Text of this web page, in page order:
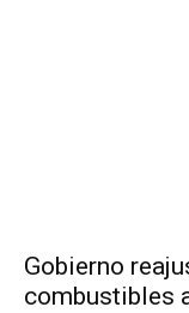
Gobierno
combustibles